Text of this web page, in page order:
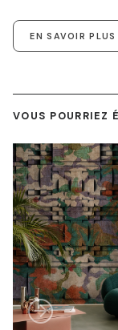
EN SAVOIR
VOUS POURRIEZ